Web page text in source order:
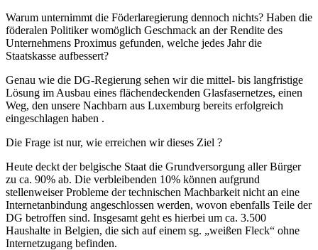
Warum unternimmt die Föderlaregierung dennoch nichts? Haben die
föderalen Politiker womöglich Geschmack an der Rendite des
Unternehmens Proximus gefunden, welche jedes Jahr die
Staatskasse aufbessert?
Genau wie die DG-Regierung sehen wir die mittel- bis langfristige
Lösung im Ausbau eines flächendeckenden Glasfasernetzes, einen
Weg, den unsere Nachbarn aus Luxemburg bereits erfolgreich
eingeschlagen haben .
Die Frage ist nur, wie erreichen wir dieses Ziel ?
Heute deckt der belgische Staat die Grundversorgung aller Bürger
zu ca. 90% ab. Die verbleibenden 10% können aufgrund
stellenweiser Probleme der technischen Machbarkeit nicht an eine
Internetanbindung angeschlossen werden, wovon ebenfalls Teile der
DG betroffen sind. Insgesamt geht es hierbei um ca. 3.500
Haushalte in Belgien, die sich auf einem sg. „weißen Fleck“ ohne
Internetzugang befinden.